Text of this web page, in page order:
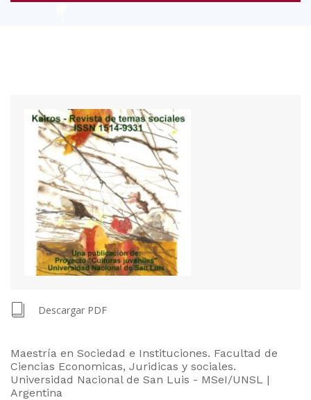
Descargar PDF
Maestría en Sociedad e Instituciones. Facultad de
Ciencias Economicas, Juridicas y sociales.
Universidad Nacional de San Luis - MSeI/UNSL |
Argentina